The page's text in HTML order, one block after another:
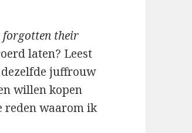
forgotten their
laten? Leest
juffrouw
willen kopen
reden waarom ik